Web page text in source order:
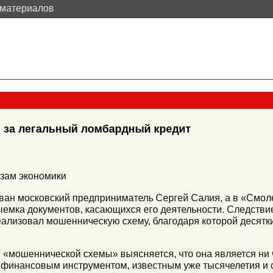
легальный ломбардный кредит
экономики
московский предприниматель Сергей Салия, а в
документов, касающихся его деятельности.
мошенническую схему, благодаря которой
схемы» выясняется, что она является
финансовым инструментом, известным уже тысячелетия